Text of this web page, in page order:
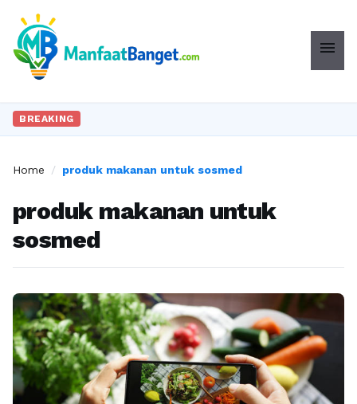
menu
BREAKING
Home / produk makanan untuk sosmed
produk makanan untuk
sosmed